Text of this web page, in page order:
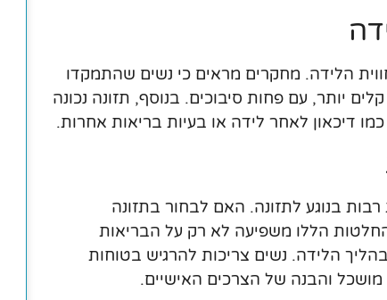
הלידה. מחקרים מראים כי נשים שהתמקדו
יותר, עם פחות סיבוכים. בנוסף, תזונה נכונה
דיכאון לאחר לידה או בעיות בריאות אחרות.
בנוגע לתזונה. האם לבחור בתזונה
הללו משפיעה לא רק על הבריאות
הלידה. נשים צריכות להרגיש בטוחות
והבנה של הצרכים האישיים.